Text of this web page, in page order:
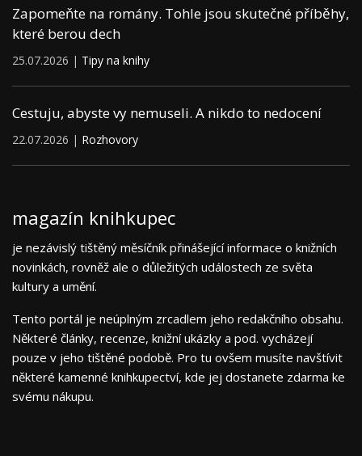
Zapomeňte na romány. Tohle jsou skutečné příběhy,
které berou dech
25.07.2026 | Tipy na knihy
Cestuju, abyste vy nemuseli. A nikdo to nedocení
22.07.2026 | Rozhovory
magazín knihkupec
je nezávislý tištěný měsíčník přinášející informace o knižních
novinkách, rovněž ale o důležitých událostech ze světa
kultury a umění.
Tento portál je neúplným zrcadlem jeho redakčního obsahu.
Některé články, recenze, knižní ukázky a pod. vycházejí
pouze v jeho tištěné podobě. Pro tu ovšem musíte navštívit
některé kamenné knihkupectví, kde jej dostanete zdarma ke
svému nákupu.